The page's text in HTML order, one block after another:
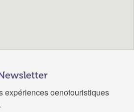
expériences oenotouristiques